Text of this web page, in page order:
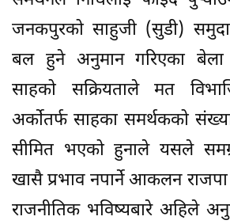
जनकपुरको साहुजी (सुडी)
बल हुने अनुमान गरिएका बेला
साहको सक्रियताले मत
अर्कोतर्फ साहका समर्थकको संख्या
सीमित भएको हुनाले यसले समग्र
खासै प्रभाव नपार्ने आकलन
राजनीतिक भविष्यबारे अहिले